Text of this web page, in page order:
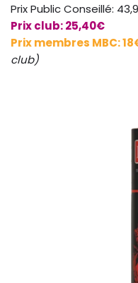
Prix Public Conseillé:
Prix club: 25,40€
Prix membres MBC:
club)